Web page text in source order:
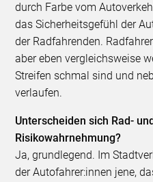
durch Farbe vom
das Sicherheitsgefühl der
der Radfahrenden.
aber eben vergleichsweise
Streifen schmal sind und
verlaufen.
Unterscheiden sich Rad-
Risikowahrnehmung?
Ja, grundlegend. Im
der Autofahrer:innen jene,